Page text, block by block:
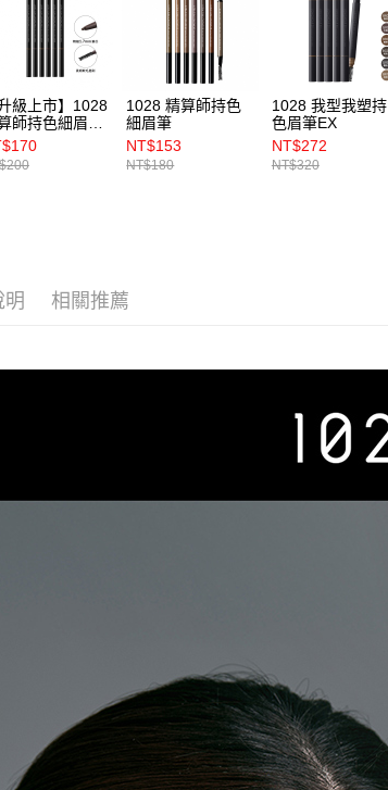
級上市】1028
師持色細眉筆
1028 精算師持色
細眉筆
NT$153
NT$180
1028 我型我塑持
色眉筆EX
NT$272
NT$320
明 相關推薦